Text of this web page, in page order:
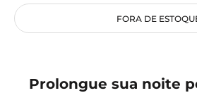
FORA DE
Prolongue sua noite